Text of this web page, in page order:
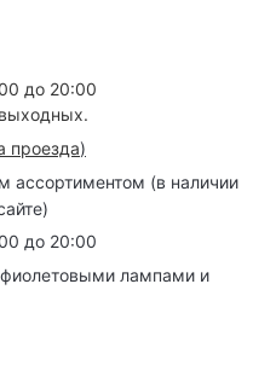
до 20:00
проезда)
(в наличии
до 20:00
лампами и